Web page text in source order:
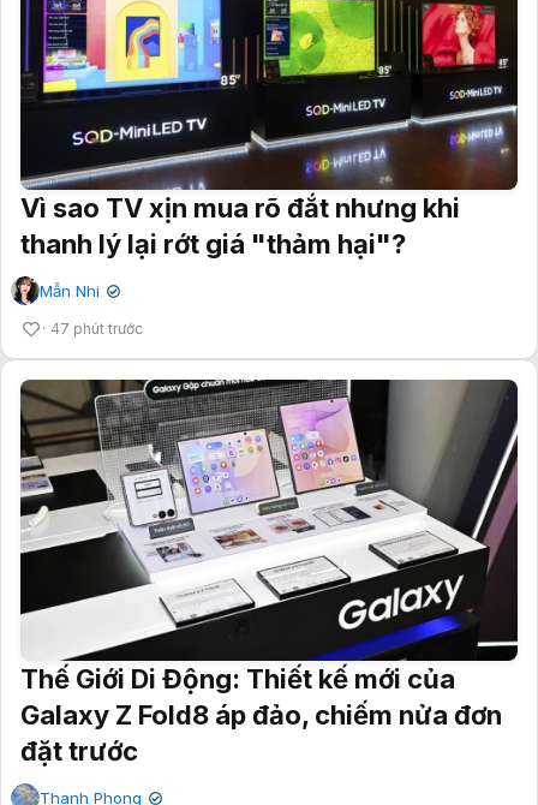
Vì sao TV xịn mua rõ đắt nhưng khi
thanh lý lại rớt giá "thảm hại"?
Mẫn Nhi ✔
47 phút trước
Thế Giới Di Động: Thiết kế mới của
Galaxy Z Fold8 áp đảo, chiếm nửa đơn
đặt trước
Thanh Phong ✔